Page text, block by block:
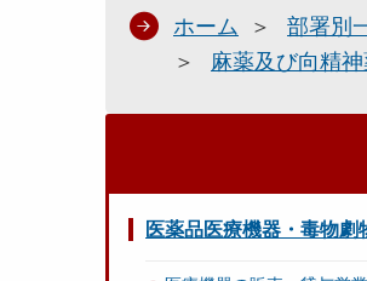
ホーム 部署別
麻薬及び向精
医薬品医療機器・毒物劇